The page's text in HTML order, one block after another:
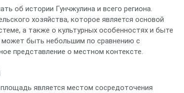
об истории Гунчжулина и всего региона.
хозяйства, которое является основой
а также о культурных особенностях и быте
может быть небольшим по сравнению с
представление о местном контексте.
является местом сосредоточения